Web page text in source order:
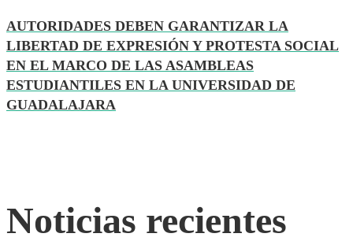
AUTORIDADES DEBEN GARANTIZAR LA
LIBERTAD DE EXPRESIÓN Y PROTESTA SOCIAL
EN EL MARCO DE LAS ASAMBLEAS
ESTUDIANTILES EN LA UNIVERSIDAD DE
GUADALAJARA
Noticias recientes